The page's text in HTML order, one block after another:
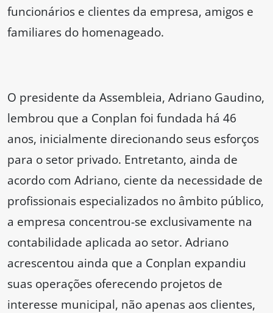
funcionários e clientes da empresa, amigos e
familiares do homenageado.
O presidente da Assembleia, Adriano Gaudino,
lembrou que a Conplan foi fundada há 46
anos, inicialmente direcionando seus esforços
para o setor privado. Entretanto, ainda de
acordo com Adriano, ciente da necessidade de
profissionais especializados no âmbito público,
a empresa concentrou-se exclusivamente na
contabilidade aplicada ao setor. Adriano
acrescentou ainda que a Conplan expandiu
suas operações oferecendo projetos de
interesse municipal, não apenas aos clientes,